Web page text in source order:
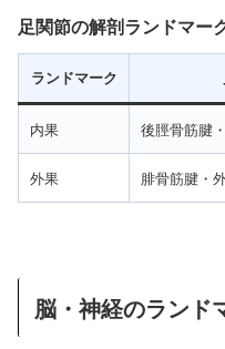
足関節の解剖ランドマー
ランドマーク
内果 後脛骨筋腱
外果 腓骨筋腱・
脳・神経のランド